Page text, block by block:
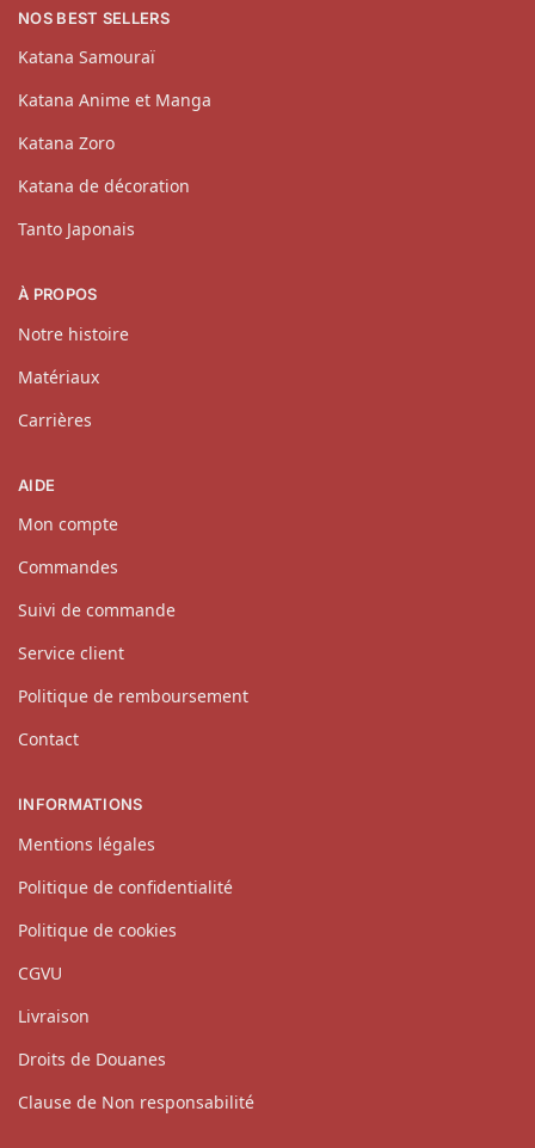
NOS BEST SELLERS
Katana Samouraï
Katana Anime et Manga
Katana Zoro
Katana de décoration
Tanto Japonais
À PROPOS
Notre histoire
Matériaux
Carrières
AIDE
Mon compte
Commandes
Suivi de commande
Service client
Politique de remboursement
Contact
INFORMATIONS
Mentions légales
Politique de confidentialité
Politique de cookies
CGVU
Livraison
Droits de Douanes
Clause de Non responsabilité